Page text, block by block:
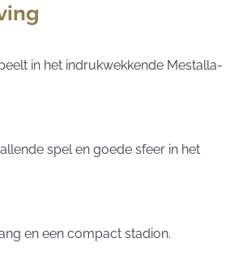
in het indrukwekkende Mestalla-
spel en goede sfeer in het
en een compact stadion.